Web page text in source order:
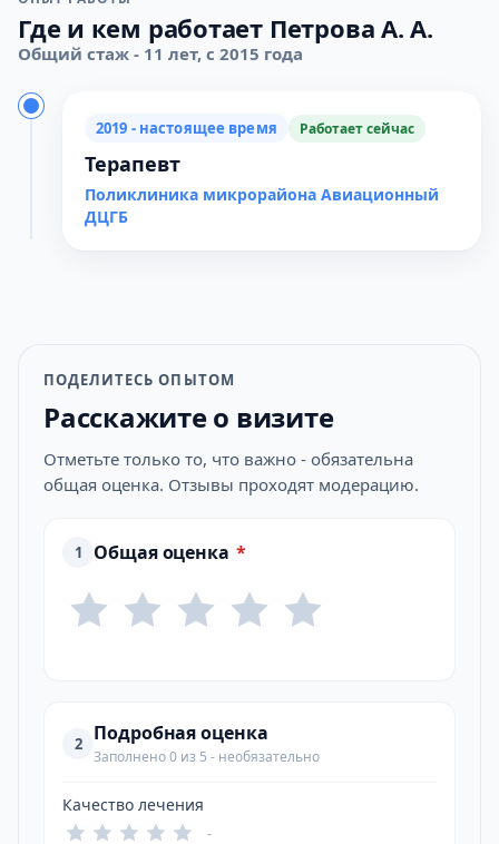
Где и кем работает Петрова А. А.
Общий стаж - 11 лет, с 2015 года
2019 - настоящее время Работает сейчас
Терапевт
Поликлиника микрорайона Авиационный
ДЦГБ
ПОДЕЛИТЕСЬ ОПЫТОМ
Расскажите о визите
Отметьте только то, что важно - обязательна
общая оценка. Отзывы проходят модерацию.
1 Общая оценка *
2 Подробная оценка
Заполнено 0 из 5 - необязательно
Качество лечения
-